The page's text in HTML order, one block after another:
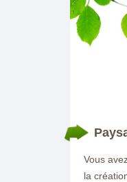
Vous
la